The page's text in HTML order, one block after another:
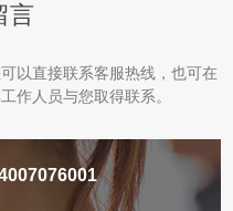
言
以直接联系客服热线，也可在
作人员与您取得联系。